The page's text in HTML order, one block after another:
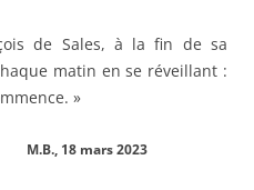
de Sales, à la fin de sa
matin en se réveillant :
»
2023